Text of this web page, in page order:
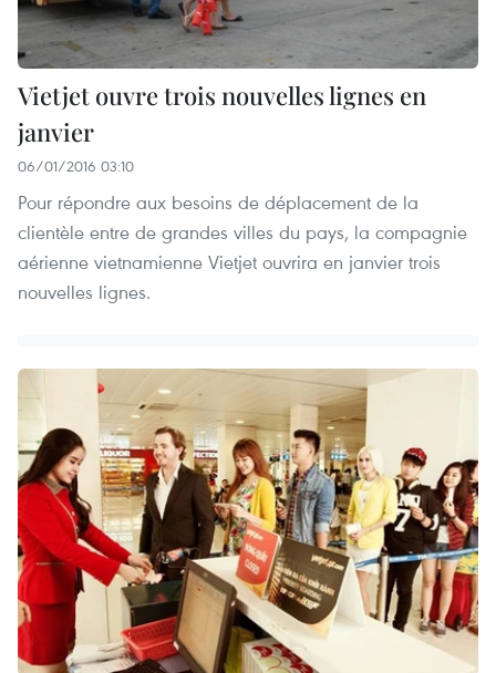
Vietjet ouvre trois nouvelles lignes en
janvier
06/01/2016 03:10
Pour répondre aux besoins de déplacement de la
clientèle entre de grandes villes du pays, la compagnie
aérienne vietnamienne Vietjet ouvrira en janvier trois
nouvelles lignes.